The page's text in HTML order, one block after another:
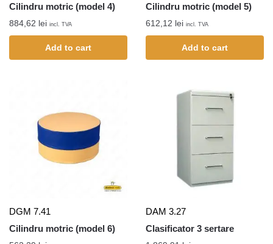
Cilindru motric (model 4)
884,62 lei incl. TVA
Add to cart
Cilindru motric (model 5)
612,12 lei incl. TVA
Add to cart
DGM 7.41
Cilindru motric (model 6)
DAM 3.27
Clasificator 3 sertare